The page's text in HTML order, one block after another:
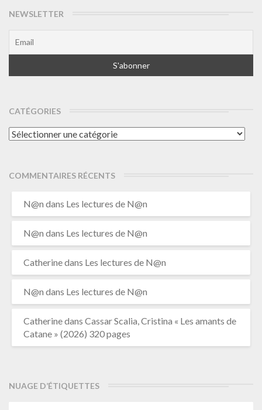
NEWSLETTER
CATÉGORIES
Catégories
COMMENTAIRES RÉCENTS
N@n dans Les lectures de N@n
N@n dans Les lectures de N@n
Catherinedans Les lectures de N@n
N@n dans Les lectures de N@n
Catherinedans Cassar Scalia, Cristina « Les amants de
Catane » (2026) 320 pages
NUAGE D’ÉTIQUETTES